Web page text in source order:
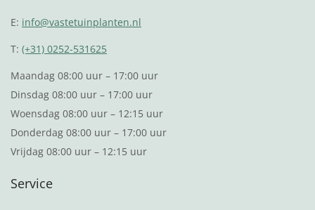
E: info@vastetuinplanten.nl
T:(+31) 0252-531625
Maandag 08:00 uur – 17:00 uur
Dinsdag 08:00 uur – 17:00 uur
Woensdag 08:00 uur – 12:15 uur
Donderdag 08:00 uur – 17:00 uur
Vrijdag 08:00 uur – 12:15 uur
Service